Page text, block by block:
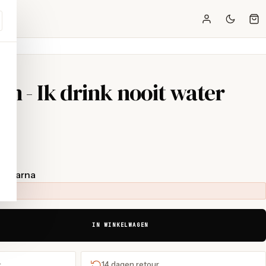
- Ik drink nooit water
Klarna
IN WINKELWAGEN
14 dagen retour